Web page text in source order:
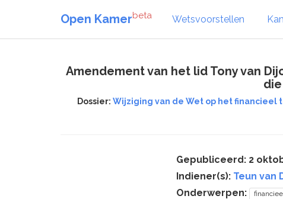
Open Kamerbeta Wetsvoorstellen
Amendement van het lid Tony van
Dossier: Wijziging van de Wet op het
Gepubliceerd: 2
Indiener(s): Teun van
Onderwerpen: